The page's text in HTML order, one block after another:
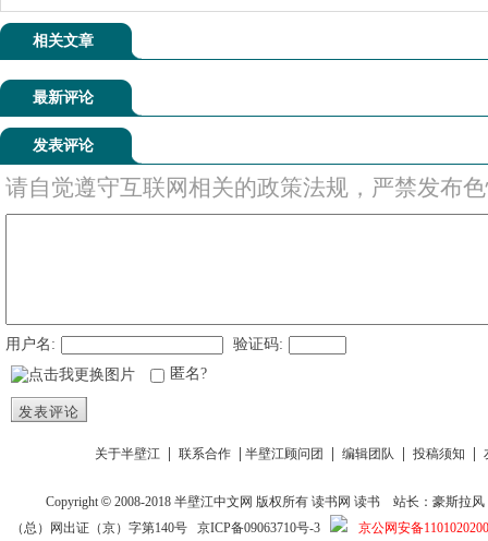
相关文章
最新评论
发表评论
请自觉遵守互联网相关的政策法规，严禁发布
用户名:
验证码:
匿名?
发表评论
关于半壁江 联系合作 半壁江顾问团 编辑团队 投稿须知
Copyright © 2008-2018半壁江中文网 版权所有读书网 读书
站长：豪斯拉风
（总）网出证（京）字第140号 京ICP备09063710号-3 京公网安备